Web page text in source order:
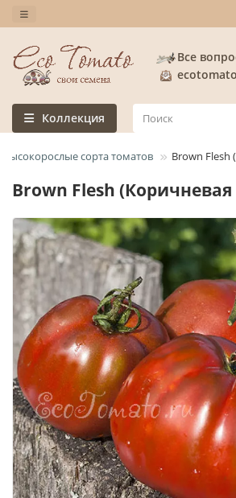
Все
Коллекция
Высокорослые сорта томатов Brown Flesh
Brown Flesh